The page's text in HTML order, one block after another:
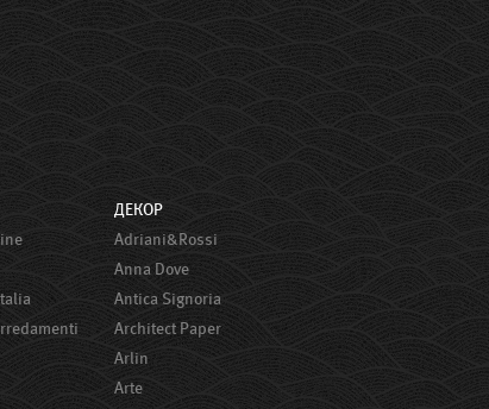
ДЕКОР
Adriani&Rossi
Anna Dove
Antica Signoria
Architect Paper
Arlin
Arte